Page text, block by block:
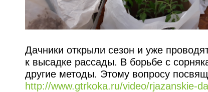
Дачники открыли сезон и уже
к высадке рассады. В борьбе с
другие методы. Этому вопросу
http://www.gtrkoka.ru/video/rjazanskie-